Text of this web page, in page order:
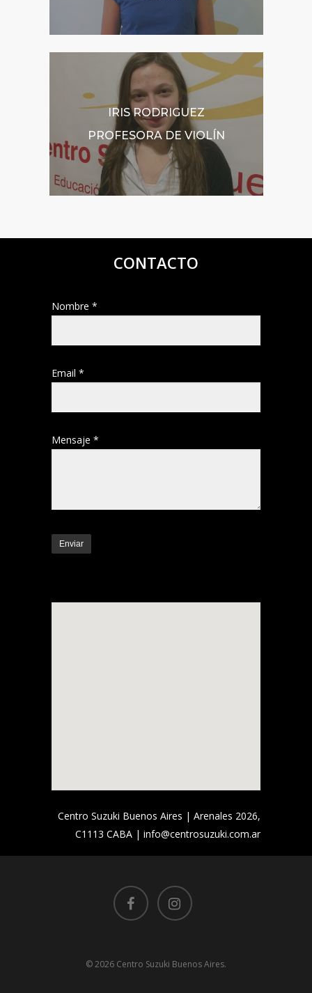
IRIS RODRIGUEZ
PROFESORA DE VIOLÍN
CONTACTO
Nombre *
Email *
Mensaje *
Centro Suzuki Buenos Aires | Arenales 2026,
C1113 CABA | info@centrosuzuki.com.ar
© 2026 Centro Suzuki Buenos Aires.